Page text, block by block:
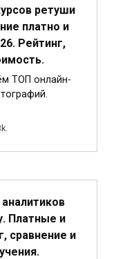
ретуши
платно и
Рейтинг,
ТОП онлайн-
Платные и
сравнение и